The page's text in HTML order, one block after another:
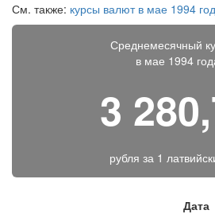
См. также: курсы валют в мае 1994
Среднемесячный
в мае 1994
3
рубля за 1
Дата